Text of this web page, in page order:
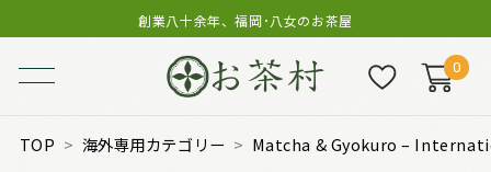
創業八十余年、福岡･八女のお茶屋
0
TOP 海外専用カテゴリー Matcha & Gyokuro –